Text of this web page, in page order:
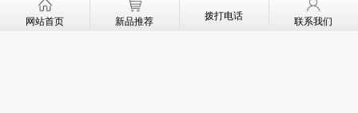
联系电话：
网站首页 新品推荐
拨打电话
联系我们